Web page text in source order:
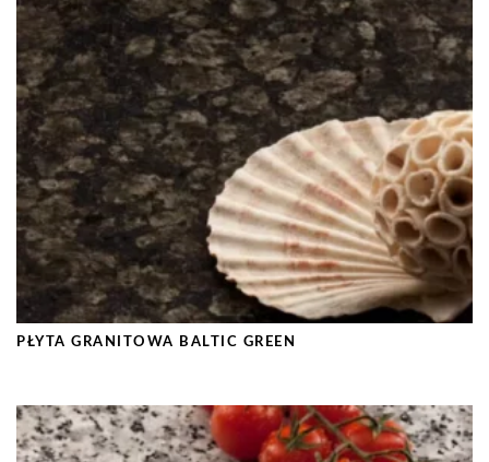
PŁYTA GRANITOWA BALTIC GREEN